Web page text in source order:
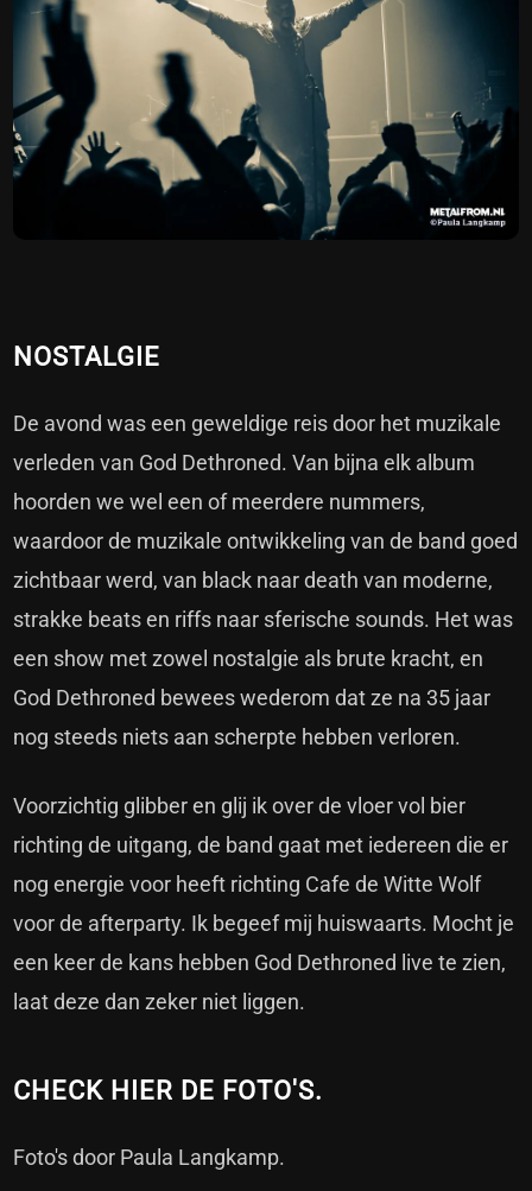
NOSTALGIE
De avond was een geweldige reis door het muzikale
verleden van God Dethroned. Van bijna elk album
hoorden we wel een of meerdere nummers,
waardoor de muzikale ontwikkeling van de band goed
zichtbaar werd, van black naar death van moderne,
strakke beats en riffs naar sferische sounds. Het was
een show met zowel nostalgie als brute kracht, en
God Dethroned bewees wederom dat ze na 35 jaar
nog steeds niets aan scherpte hebben verloren.
Voorzichtig glibber en glij ik over de vloer vol bier
richting de uitgang, de band gaat met iedereen die er
nog energie voor heeft richting Cafe de Witte Wolf
voor de afterparty. Ik begeef mij huiswaarts. Mocht je
een keer de kans hebben God Dethroned live te zien,
laat deze dan zeker niet liggen.
CHECK HIER DE FOTO'S.
Foto's door Paula Langkamp.